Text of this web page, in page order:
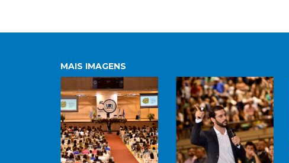
MAIS IMAGENS